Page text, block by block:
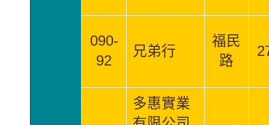
090-
92
兄弟行
福民
路
多惠實業